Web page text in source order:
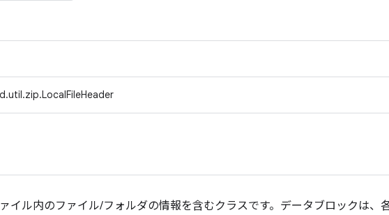
イル内のファイル/フォルダの情報を含むクラスです。データブロックは、